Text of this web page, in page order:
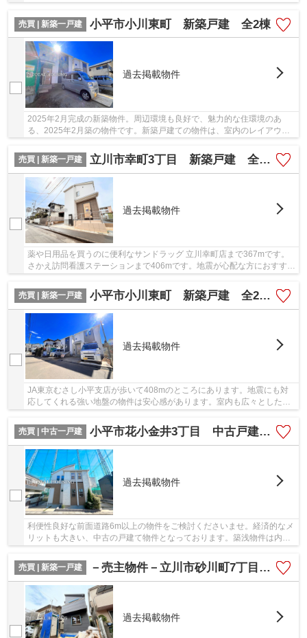
新築戸建ての物件です。立川市エリアと西武拝...
売買 | 新築一戸建
小平市小川東町 新築戸建 全2棟
過去掲載物件
2025年2月完成の新築物件。周辺環境も良好で、魅力的な住環境のあ
る、2025年2月築の物件です。新築戸建ての物件は、室内のレイアウト
売買 | 新築一戸建
立川市幸町3丁目 新築戸建 全1棟
過去掲載物件
薬や日用品を買うのに便利なサンドラッグ 立川幸町店まで367mです。
さかえ訪問看護ステーションまで406mです。地震が心配な方におすすめ
売買 | 新築一戸建
小平市小川東町 新築戸建 全2棟（1号棟）
過去掲載物件
JA東京むさし小平支店が歩いて408mのところにあります。地震にも対
応してくれる強い地盤の物件は安心感があります。室内も広々とした、
売買 | 中古一戸建
小平市花小金井3丁目 中古戸建 全1棟
過去掲載物件
利便性良好な前面道路6m以上の物件をご検討くださいませ。経済的なメ
リットも大きい、中古の戸建て物件となっております。築浅物件は内装
売買 | 新築一戸建
－売主物件－立川市砂川町7丁目 新築戸建 全1棟
過去掲載物件